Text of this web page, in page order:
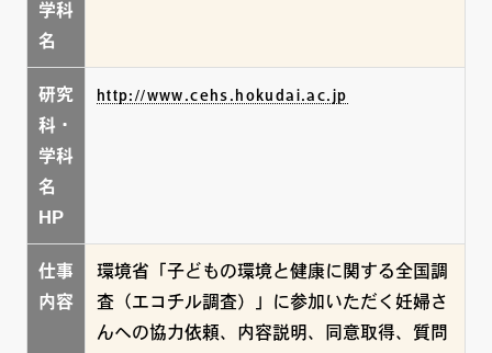
学科
名
研究
科・
学科
名
HP
http://www.cehs.hokudai.ac.jp
仕事
内容
環境省「子どもの環境と健康に関する全国調
査（エコチル調査）」に参加いただく妊婦さ
んへの協力依頼、内容説明、同意取得、質問